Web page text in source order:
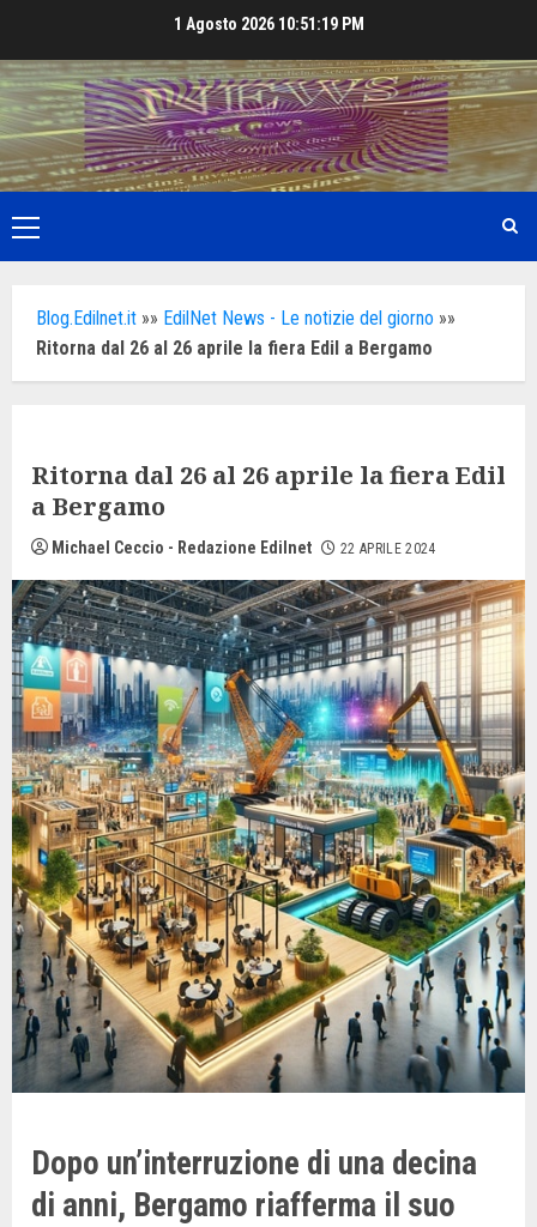
content
1 Agosto 2026 10:51:20 PM
Primary
Menu
Blog.Edilnet.it »» EdilNet News - Le notizie del giorno »»
Ritorna dal 26 al 26 aprile la fiera Edil a Bergamo
Ritorna dal 26 al 26 aprile la fiera Edil
a Bergamo
Michael Ceccio - Redazione Edilnet 22 APRILE 2024
Dopo un’interruzione di una decina
di anni, Bergamo riafferma il suo